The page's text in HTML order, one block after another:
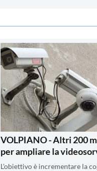
VOLPIANO - Altri 200
per ampliare la
L'obiettivo è incrementare la